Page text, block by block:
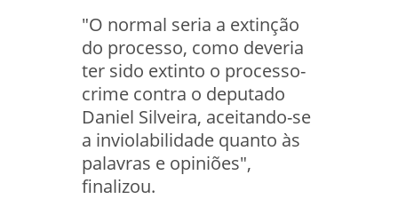
"O normal seria a extinção
do processo, como deveria
ter sido extinto o processo-
crime contra o deputado
Daniel Silveira, aceitando-se
a inviolabilidade quanto às
palavras e opiniões",
finalizou.